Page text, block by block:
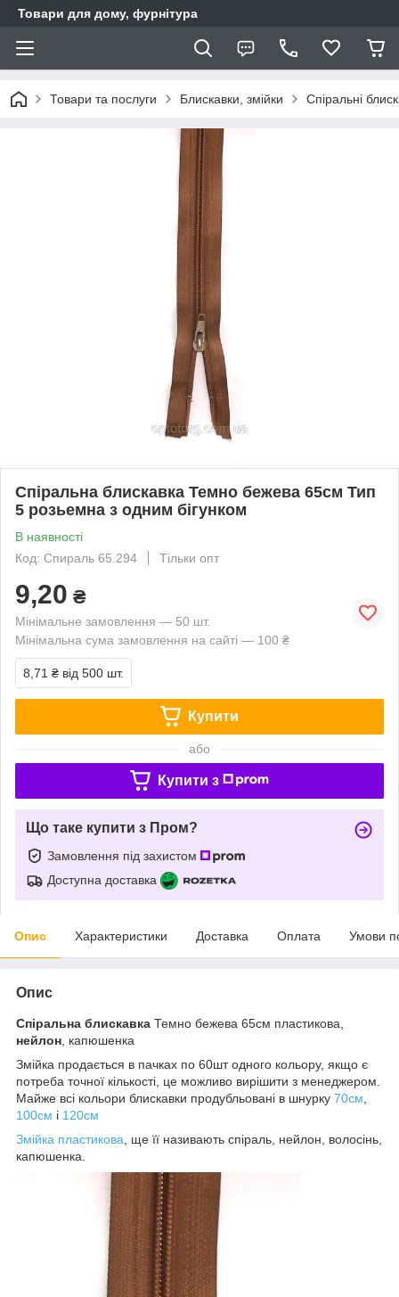
Товари для дому, фурнітура
Товари та послуги Блискавки, змійки Спіральні
Спіральна блискавка Темно бежева 65см Тип
5 розьемна з одним бігунком
В наявності
Код: Спираль 65.294
Тільки опт
9,20 ₴
Мінімальне замовлення — 50 шт.
Мінімальна сума замовлення на сайті — 100 ₴
8,71 ₴ від 500 шт.
Купити
або
Купити з
Що таке купити з Пром?
Замовлення під захистом
Доступна доставка
Опис Характеристики Доставка Оплата Умови
Опис
Спіральна блискавка Темно бежева 65см пластикова,
нейлон , капюшенка
Змійка продається в пачках по 60шт одного кольору, якщо є
потреба точної кількості, це можливо вирішити з менеджером.
Майже всі кольори блискавки продубльовані в шнурку 70см
100см і 120см
Змійка пластикова , ще її називають спіраль, нейлон, волосінь,
капюшенка.